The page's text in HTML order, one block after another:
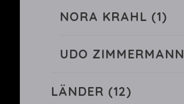
NORA KRAHL (1)
UDO ZIMMERMANN
LÄNDER (12)